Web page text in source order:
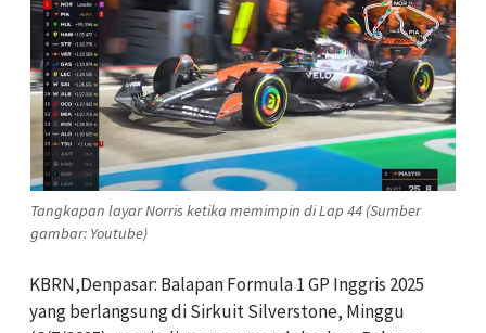
Tangkapan layar Norris ketika memimpin di Lap 44 (Sumber
gambar: Youtube)
KBRN,Denpasar: Balapan Formula 1 GP Inggris 2025
yang berlangsung di Sirkuit Silverstone, Minggu